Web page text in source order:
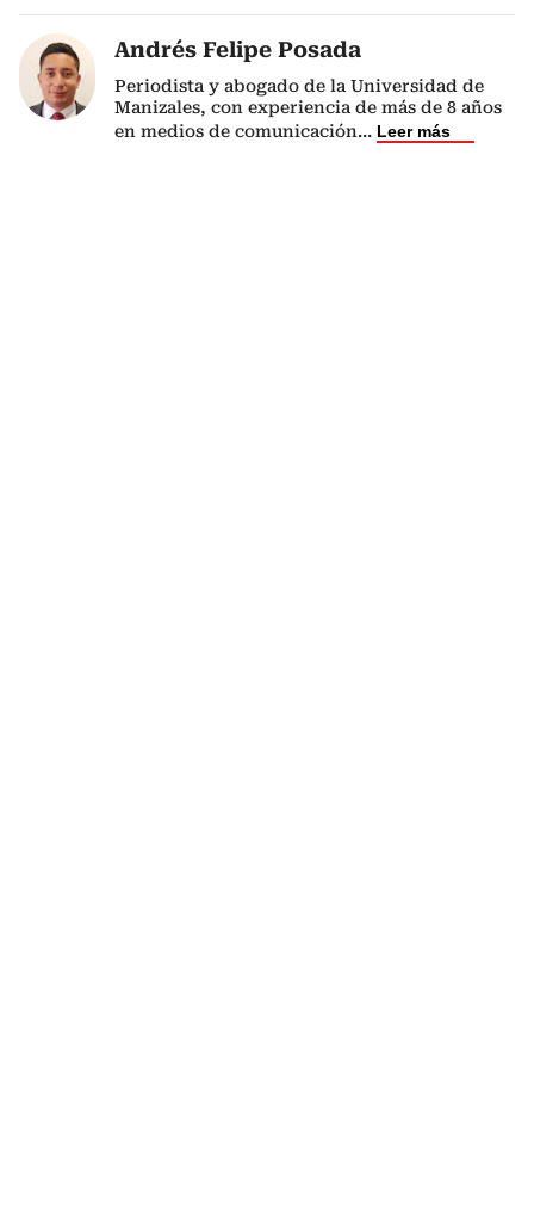
Andrés Felipe Posada
Periodista y abogado de la Universidad de
Manizales, con experiencia de más de 8 años
en medios de comunicación... Leer más